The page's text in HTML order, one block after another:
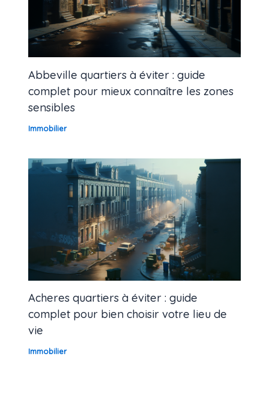
Abbeville quartiers à éviter : guide
complet pour mieux connaître les zones
sensibles
Immobilier
Acheres quartiers à éviter : guide
complet pour bien choisir votre lieu de
vie
Immobilier